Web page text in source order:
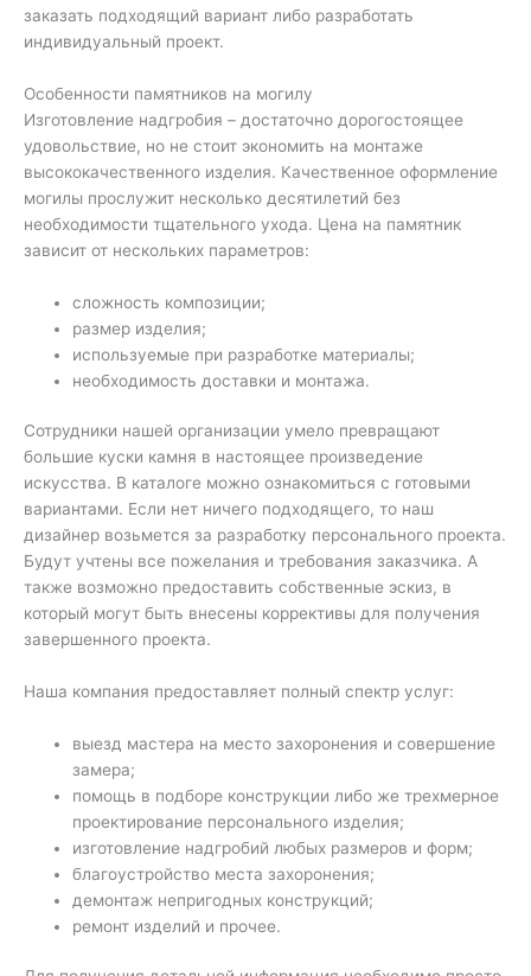
заказать подходящий вариант либо разработать
индивидуальный проект.
Особенности памятников на могилу
Изготовление надгробия – достаточно дорогостоящее
удовольствие, но не стоит экономить на монтаже
высококачественного изделия. Качественное оформление
могилы прослужит несколько десятилетий без
необходимости тщательного ухода. Цена на памятник
зависит от нескольких параметров:
сложность композиции;
размер изделия;
используемые при разработке материалы;
необходимость доставки и монтажа.
Сотрудники нашей организации умело превращают
большие куски камня в настоящее произведение
искусства. В каталоге можно ознакомиться с готовыми
вариантами. Если нет ничего подходящего, то наш
дизайнер возьмется за разработку персонального проекта.
Будут учтены все пожелания и требования заказчика. А
также возможно предоставить собственные эскиз, в
который могут быть внесены коррективы для получения
завершенного проекта.
Наша компания предоставляет полный спектр услуг:
выезд мастера на место захоронения и совершение
замера;
помощь в подборе конструкции либо же трехмерное
проектирование персонального изделия;
изготовление надгробий любых размеров и форм;
благоустройство места захоронения;
демонтаж непригодных конструкций;
ремонт изделий и прочее.